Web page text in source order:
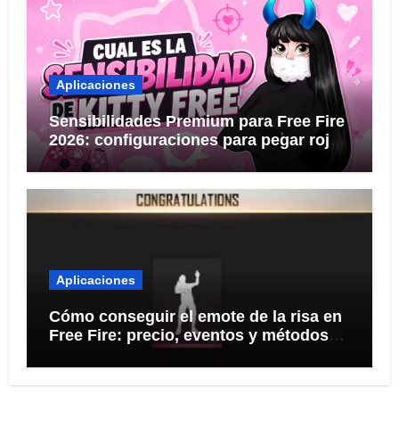
Aplicaciones
Sensibilidades Premium para Free Fire
2026: configuraciones para pegar rojo
KITTY FREE
Aplicaciones
Cómo conseguir el emote de la risa en
Free Fire: precio, eventos y métodos